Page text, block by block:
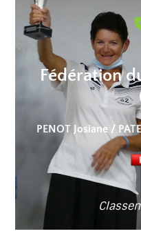
Fédération
PENOT Josiane /